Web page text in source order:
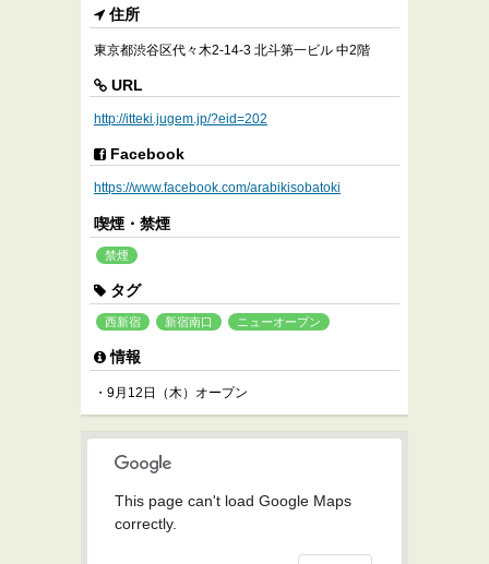
住所
東京都渋谷区代々木2-14-3 北斗第一ビル 中2階
URL
http://itteki.jugem.jp/?eid=202
Facebook
https://www.facebook.com/arabikisobatoki
喫煙・禁煙
禁煙
タグ
西新宿 新宿南口 ニューオープン
情報
・9月12日（木）オープン
This page can't load Google Maps
correctly.